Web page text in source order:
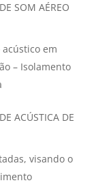
SOM AÉREO
em
– Isolamento
ACÚSTICA DE
visando o